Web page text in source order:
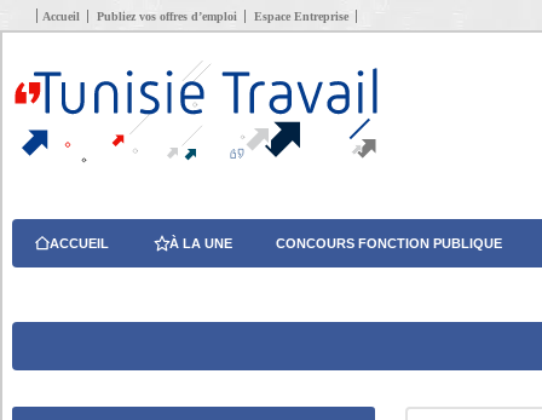
Accueil Publiez vos offres d’emploi Espace Entreprise
ACCUEIL À LA UNE CONCOURS FONCTION PUBLIQUE